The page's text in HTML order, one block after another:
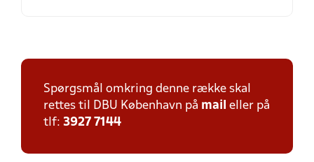
Spørgsmål omkring denne række skal
rettes til DBU København på mail eller på
tlf: 3927 7144